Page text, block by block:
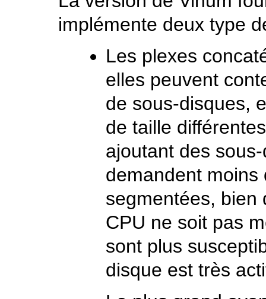
implémente deux type
Les plexes
elles peuvent
de sous-disques,
de taille
ajoutant des
demandent
segmentées, bien
CPU ne soit pas
sont plus
disque est très